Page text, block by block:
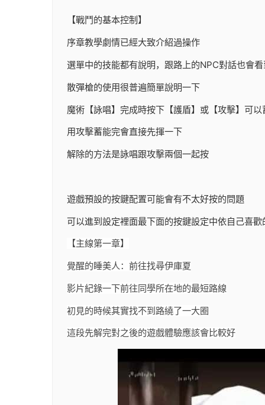
【戰鬥的基本控制】
序章教學劇情已經大致介紹過操作
選單中的技能都有說明，跟路上的NPC對話也會
散彈槍的使用很普遍簡單說明一下
魔術【詠唱】完成時按下【護盾】或【攻擊】可以
用攻擊蓄能完會直接先揮一下
解除的方法是詠唱跟攻擊兩個一起按
遊戲預設的按鍵配置可能會有不太好按的問題
可以進到設定裡面最下面的按鍵設定中依自己喜
【主線第一章】
覺醒的睡美人：前往找尋伊庫夏
影片紀錄一下前往同學所在地的最短路線
初見的時候其實找不到路繞了一大圈
這段先解完對之後的遊戲體驗應該會比較好